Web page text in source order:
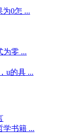
为0怎 ...
为零 ...
u的具 ...
学书籍 ...